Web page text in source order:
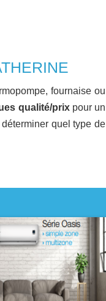
fournaise ou
qualité/prixpour un
quel type de